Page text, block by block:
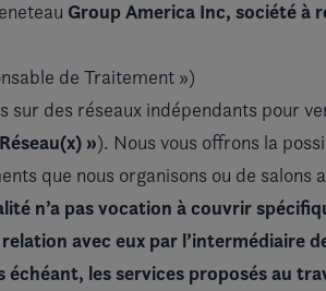
Group America Inc, société à
de Traitement »)
sur des réseaux indépendants pour
éseau(x) »). Nous vous offrons la
que nous organisons ou de salons
n’a pas vocation à couvrir
avec eux par l’intermédiaire
échéant, les services proposés au